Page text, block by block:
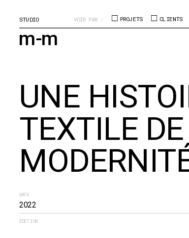
UNE
TEXTILE
DATE
2022
ÉDITION
STUDIO
m-m
□ PROJETS □ CLIENTS
VOIR PAR :